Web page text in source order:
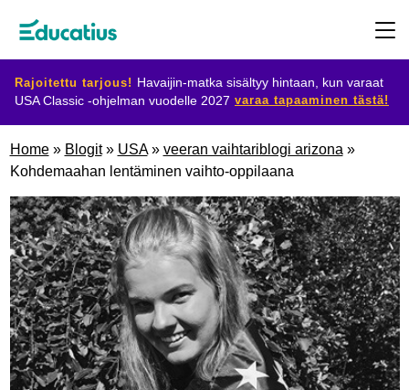
Rajoitettu tarjous! Havaijin-matka sisältyy hintaan, kun varaat
USA Classic -ohjelman vuodelle 2027 varaa tapaaminen tästä!
Ohjelmat
Suunnittele
vaihtosi
Ryhdy
isäntäperheeksi
Home» Blogit» USA» veeran vaihtariblogi arizona »
Kohdemaahan lentäminen vaihto-oppilaana